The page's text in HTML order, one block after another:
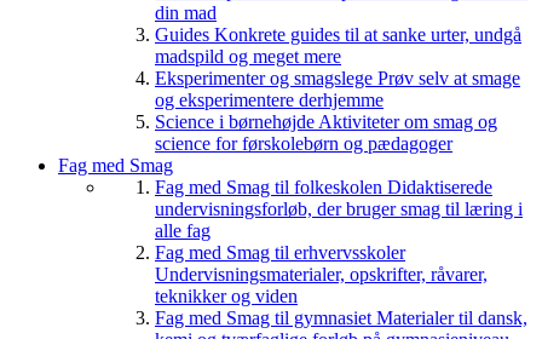
din mad
Guides Konkrete guides til at sanke urter, undgå
madspild og meget mere
Eksperimenter og smagslege Prøv selv at smage
og eksperimentere derhjemme
Science i børnehøjde Aktiviteter om smag og
science for førskolebørn og pædagoger
Fag med Smag
Fag med Smag til folkeskolen Didaktiserede
undervisningsforløb, der bruger smag til læring i
alle fag
Fag med Smag til erhvervsskoler
Undervisningsmaterialer, opskrifter, råvarer,
teknikker og viden
Fag med Smag til gymnasiet Materialer til dansk,